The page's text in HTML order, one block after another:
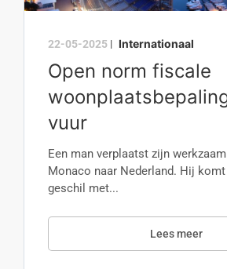
22-05-2025 | Internationaal
Open norm fiscale
vuur
Een man verplaatst zijn
Monaco naar Nederland. Hij
geschil met...
Lees meer